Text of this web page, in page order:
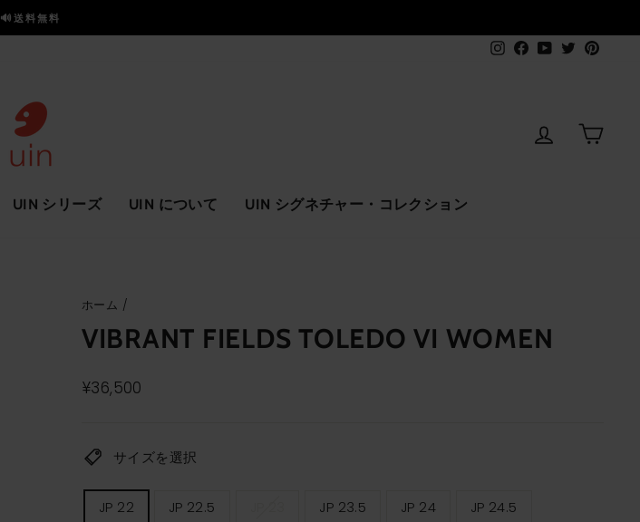
ス
一
時
止
🔊送料無料
Instagram
Facebook
YouTube
Twitter
ログインす
カー
UIN シリーズ UIN について UIN シグネチャー・コレクション
ホーム /
VIBRANT FIELDS TOLEDO VI WOMEN
通
格
¥36,500
サイズを選択
JP 22 JP 22.5 JP 23.5 JP 24 JP 24.5